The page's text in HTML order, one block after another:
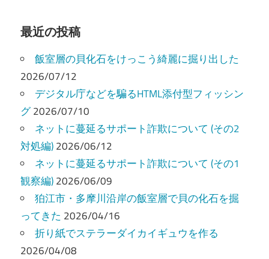
ビ
ゲ
ー
シ
ョ
ン
最近の投稿
飯室層の貝化石をけっこう綺麗に掘り出した
2026/07/12
デジタル庁などを騙るHTML添付型フィッシン
グ2026/07/10
ネットに蔓延るサポート詐欺について (その2
対処編)2026/06/12
ネットに蔓延るサポート詐欺について (その1
観察編)2026/06/09
狛江市・多摩川沿岸の飯室層で貝の化石を掘
ってきた 2026/04/16
折り紙でステラーダイカイギュウを作る
2026/04/08